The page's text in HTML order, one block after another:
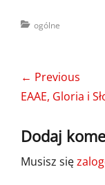
Categories
ogólne
Nawigacja
wpisu
← Previous
Previous
EAAE, Gloria i
Dodaj
Musisz się